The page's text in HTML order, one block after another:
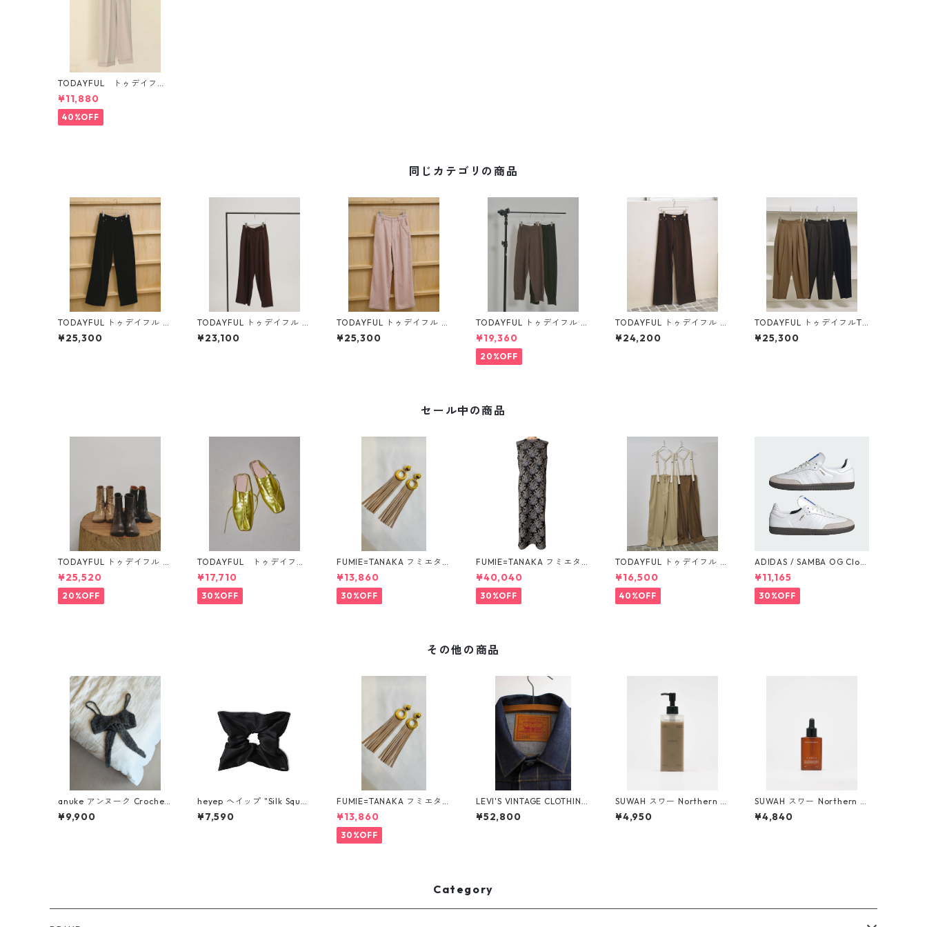
TODAYFUL トゥデイフ
ル Twill Tuck Trousers
アイスブルー 12010723
¥11,880
40%OFF
同じカテゴリの商品
TODAYFUL トゥデイフル C
hunky Corduroy Pants (BL
K) 12610703
¥25,300
TODAYFUL トゥデイフル T
uck Wide Trousers (CHO)
12610714
¥23,100
TODAYFUL トゥデイフル C
hunky Corduroy Pants (B/
PNK) 12610703
¥25,300
TODAYFUL トゥデイフル C
ashmere Easy Pants 1252
0718
¥19,360
20%OFF
TODAYFUL トゥデイフル C
ary's Denim (BRN) 1261140
3
¥24,200
TODAYFUL トゥデイフルTa
pered Tuck Trousers 1252
0710
¥25,300
セール中の商品
TODAYFUL トゥデイフル S
quare Short Boots 123210
08 12521006
¥25,520
20%OFF
TODAYFUL トゥデイフル
Laceup Leather Shoes 123
21011
¥17,710
30%OFF
FUMIE=TANAKA フミエタナ
カ ring fringe earring F23
A-55 NU
¥13,860
30%OFF
FUMIE=TANAKA フミエタナ
カ flower JQ OP (BLK)F25
S-13
¥40,040
30%OFF
TODAYFUL トゥデイフル S
uspenders Highwaist Pan
ts 12510703
¥16,500
40%OFF
ADIDAS / SAMBA OG Clou
d White / Cloud White / G
um (IE3439)
¥11,165
30%OFF
その他の商品
anuke アンヌーク Crochet
Knit Bustier 62620510(C/
GRY)
¥9,900
heyep ヘイップ "Silk Squar
e Medium Scrunchie" hp0
324 (BLK)
¥7,590
FUMIE=TANAKA フミエタナ
カ ring fringe earring F23
A-55 NU
¥13,860
30%OFF
LEVI'S VINTAGE CLOTHING
506XX 1936 TYPE I 1st BIG
E オーガニック デニムジャ
¥52,800
SUWAH スワー Northern Pl
acen Cleansing Gel
¥4,950
SUWAH スワー ️Northern Pl
acen Mayu Oil
¥4,840
Category